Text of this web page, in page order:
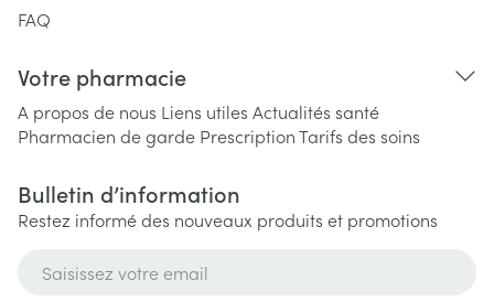
FAQ
Votre pharmacie
A propos de nous Liens utiles Actualités santé
Pharmacien de garde PrescriptionTarifs des soins
Bulletin d’information
Restez informé des nouveaux produits et promotions